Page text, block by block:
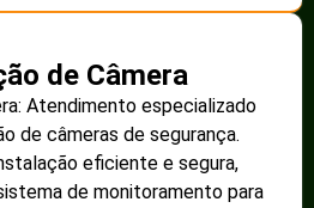
de Câmera
Atendimento especializado
de câmeras de segurança.
eficiente e segura,
de monitoramento para